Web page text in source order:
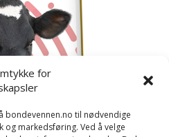
for
bondevennen.no til nødvendige
og markedsføring. Ved å velge